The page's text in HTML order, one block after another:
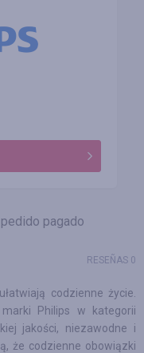
pagado
RESEÑAS 0
codzienne życie.
Philips w kategorii
jakości, niezawodne i
że codzienne obowiązki